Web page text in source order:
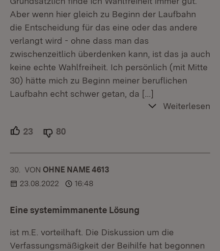
Aber wenn hier gleich zu Beginn der Laufbahn
die Entscheidung für das eine oder das andere
verlangt wird - ohne dass man das
zwischenzeitlich überdenken kann, ist das ja auch
keine echte Wahlfreiheit. Ich persönlich (mit Mitte
30) hätte mich zu Beginn meiner beruflichen
Laufbahn echt schwer getan, da […]
Weiterlesen
23 Unterstützer.
80
30. KOMMENTAR
VON :OHNE NAME 4613
23.08.2022
16:48
Eine systemimmanente Lösung
ist m.E. vorteilhaft. Die Diskussion um die
Verfassungsmäßigkeit der Beihilfe hat begonnen